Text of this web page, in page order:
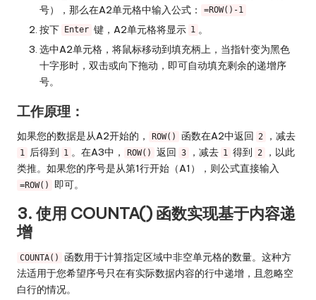
号），那么在A2单元格中输入公式：
=ROW()-1
按下 Enter 键，A2单元格将显示 1 。
选中A2单元格，将鼠标移动到填充柄上，当指针变为黑色
十字形时，双击或向下拖动，即可自动填充剩余的递增序
号。
工作原理：
如果您的数据是从A2开始的， ROW() 函数在A2中返回 2 ，减去
1 后得到 1 。在A3中， ROW() 返回 3 ，减去 1 得到 2
，以此
类推。如果您的序号是从第1行开始（A1），则公式直接输入
=ROW() 即可。
3. 使用 COUNTA() 函数实现基于内容递
增
COUNTA()
函数用于计算指定区域中非空单元格的数量。这种方
法适用于您希望序号只在有实际数据内容的行中递增，且忽略空
白行的情况。